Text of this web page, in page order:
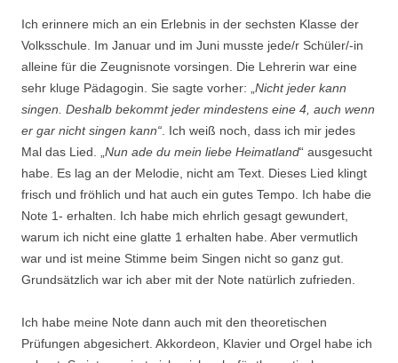
Ich erinnere mich an ein Erlebnis in der sechsten Klasse der
Volksschule. Im Januar und im Juni musste jede/r Schüler/-in
alleine für die Zeugnisnote vorsingen. Die Lehrerin war eine
sehr kluge Pädagogin. Sie sagte vorher: „ Nicht jeder kann
singen. Deshalb bekommt jeder mindestens eine 4, auch wenn
er gar nicht singen kann“ . Ich weiß noch, dass ich mir jedes
Mal das Lied. „ Nun ade du mein liebe Heimatland“ ausgesucht
habe. Es lag an der Melodie, nicht am Text. Dieses Lied klingt
frisch und fröhlich und hat auch ein gutes Tempo. Ich habe die
Note 1- erhalten. Ich habe mich ehrlich gesagt gewundert,
warum ich nicht eine glatte 1 erhalten habe. Aber vermutlich
war und ist meine Stimme beim Singen nicht so ganz gut.
Grundsätzlich war ich aber mit der Note natürlich zufrieden.
Ich habe meine Note dann auch mit den theoretischen
Prüfungen abgesichert. Akkordeon, Klavier und Orgel habe ich